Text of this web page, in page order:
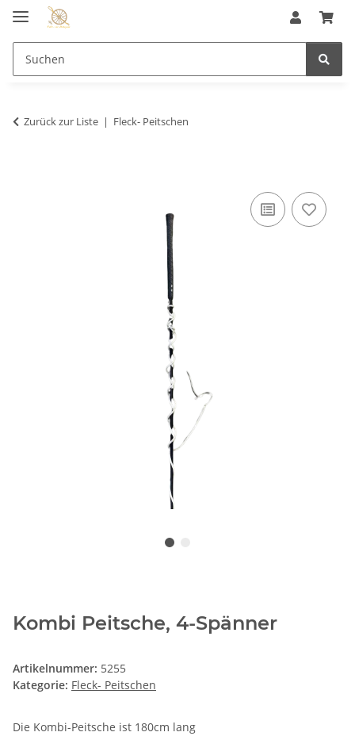
Zurück zur Liste Fleck- Peitschen
Kombi Peitsche, 4-Spänner
Artikelnummer: 5255
Kategorie: Fleck- Peitschen
Die Kombi-Peitsche ist 180cm lang